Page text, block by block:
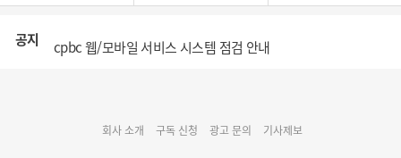
공지 cpbc 웹/모바일 서비스 시스템 점검 안내
명동 미디어큐브 & 1898 미디어월 공모전 수상작 발표
회사 소개 구독 신청 광고 문의 기사제보